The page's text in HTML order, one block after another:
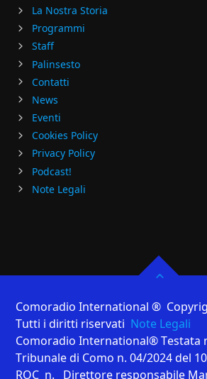
La Nostra Storia
Programmi
Staff
Palinsesto
Contatti
News
Eventi
Cookies Policy
Privacy Policy
Podcast!
Note Legali
Comoradio International ®
Tutti i diritti riservati Note Legali
Comoradio International® Testata
Tribunale di Como n. 04/2024 del
ROC n. Direttore responsabile